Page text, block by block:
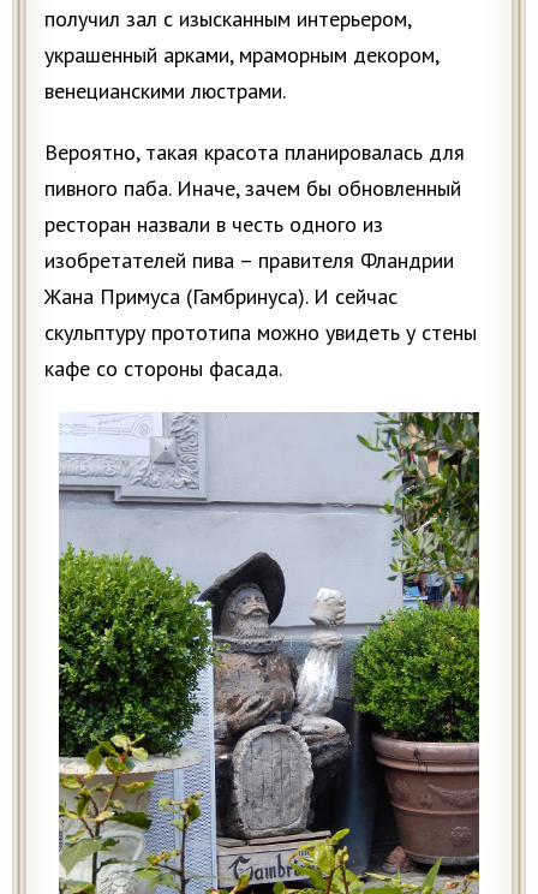
получил зал с изысканным интерьером,
украшенный арками, мраморным декором,
венецианскими люстрами.
Вероятно, такая красота планировалась для
пивного паба. Иначе, зачем бы обновленный
ресторан назвали в честь одного из
изобретателей пива – правителя Фландрии
Жана Примуса (Гамбринуса). И сейчас
скульптуру прототипа можно увидеть у стены
кафе со стороны фасада.